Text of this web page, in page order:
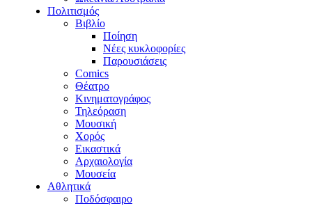
Πολιτισμός
Βιβλίο
Ποίηση
Νέες κυκλοφορίες
Παρουσιάσεις
Comics
Θέατρο
Κινηματογράφος
Τηλεόραση
Μουσική
Χορός
Εικαστικά
Αρχαιολογία
Μουσεία
Αθλητικά
Ποδόσφαιρο